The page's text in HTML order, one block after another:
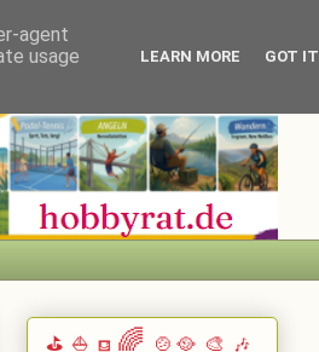
⛳ ⛵ ⛾ 🌈 🍲🥘 🎨 🎶
agent
usage
LEARN MORE GOT IT